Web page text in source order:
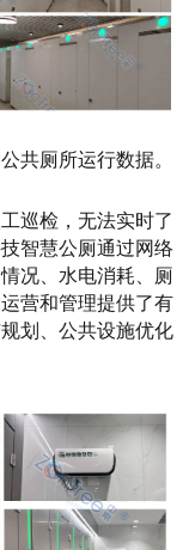
共厕所运行数据。
巡检，无法实时了
智慧公厕通过网络
况、水电消耗、厕
营和管理提供了有
划、公共设施优化